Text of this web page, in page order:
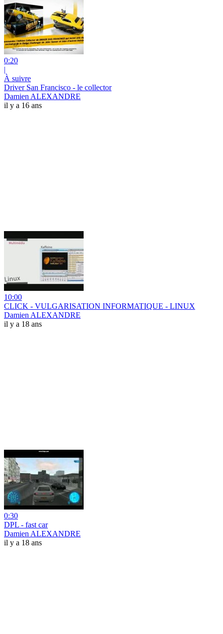
0:20
|
À suivre
Driver San Francisco - le collector
Damien ALEXANDRE
il y a 16 ans
10:00
CLICK - VULGARISATION INFORMATIQUE - LINUX
Damien ALEXANDRE
il y a 18 ans
0:30
DPL - fast car
Damien ALEXANDRE
il y a 18 ans